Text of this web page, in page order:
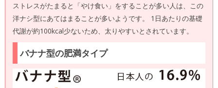
ストレスがたまると「やけ食い」をすることが多い人は、この
洋ナシ型にあてはまることが多いようです。 1日あたりの基礎
代謝が約100kcal少ないため、太りやすいとされています。
バナナ型の肥満タイプ